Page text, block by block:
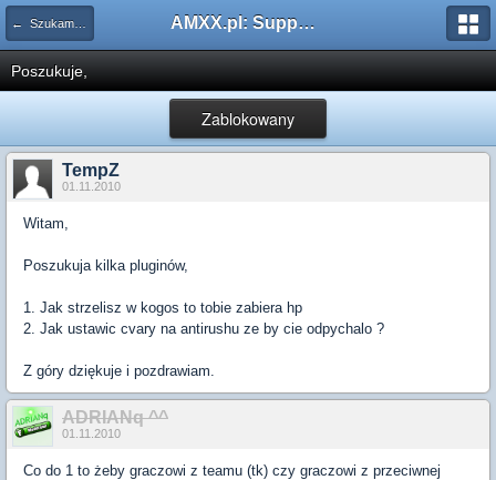
← Szukam pluginu AMXX.pl: Support AMX Mod X i SourceMod
Poszukuje,
Zablokowany
TempZ
01.11.2010
Witam,
Poszukuja kilka pluginów,
1. Jak strzelisz w kogos to tobie zabiera hp
2. Jak ustawic cvary na antirushu ze by cie odpychalo ?
Z góry dziękuje i pozdrawiam.
ADRIANq ^^
01.11.2010
Co do 1 to żeby graczowi z teamu (tk) czy graczowi z przeciwnej